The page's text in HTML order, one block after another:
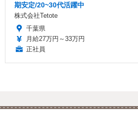
期安定/20~30代活躍中
株式会社Tetote
千葉県
月給27万円～33万円
正社員